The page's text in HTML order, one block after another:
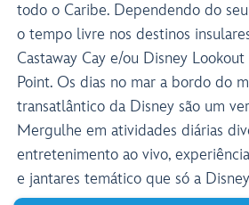
todo o Caribe. Dependendo do
o tempo livre nos destinos
Castaway Cay e/ou Disney
Point. Os dias no mar a bordo do
transatlântico da Disney são um
Mergulhe em atividades diárias
entretenimento ao vivo,
e jantares temático que só a